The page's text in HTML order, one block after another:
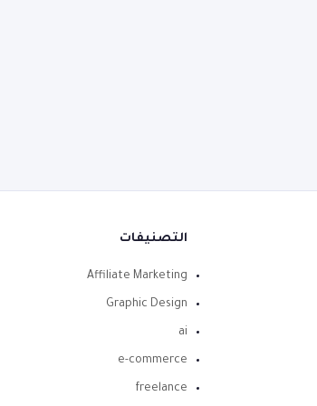
التصنيفات
Affiliate Marketing
Graphic Design
ai
e-commerce
freelance